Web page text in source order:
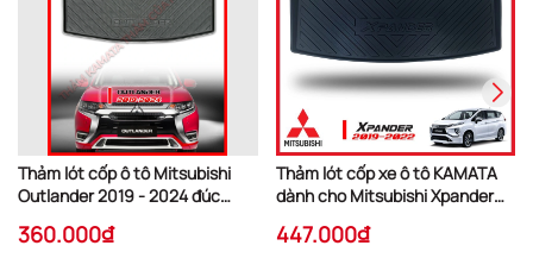
Thảm lót cốp ô tô Mitsubishi
Outlander 2019 - 2024 đúc
360.000₫
Thảm lót cốp xe ô tô KAMATA
dành cho Mitsubishi Xpander
cấp mới nhất
447.000₫